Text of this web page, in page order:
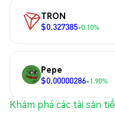
TRON
$0.327385+0.10%
Pepe
$0.00000286+1.90%
Khám phá các tài sản